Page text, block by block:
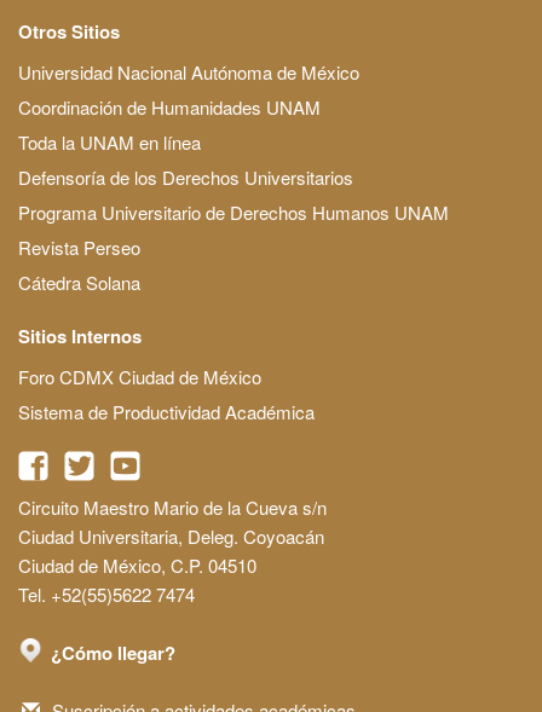
Otros Sitios
Universidad Nacional Autónoma de México
Coordinación de Humanidades UNAM
Toda la UNAM en línea
Defensoría de los Derechos Universitarios
Programa Universitario de Derechos Humanos UNAM
Revista Perseo
Cátedra Solana
Sitios Internos
Foro CDMX Ciudad de México
Sistema de Productividad Académica
Circuito Maestro Mario de la Cueva s/n
Ciudad Universitaria, Deleg. Coyoacán
Ciudad de México, C.P. 04510
Tel. +52(55)5622 7474
¿Cómo llegar?